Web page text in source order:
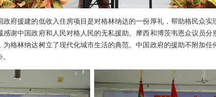
援建的低收入住房项目是对格林纳达的一份厚礼，帮助格民众实
谢中国政府和人民对格人民的无私援助。摩西和博茨韦恩众议员分
格林纳达树立了现代化城市生活的典范。中国政府的援助不附加